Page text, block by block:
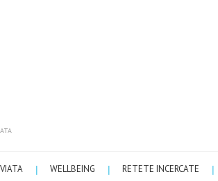
WELLBEING RETETE INCERCATE